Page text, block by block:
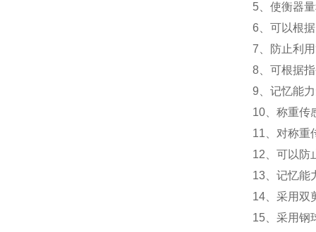
5 、使衡器
6 、可以根
7 、防止利
8 、可根据
9 、记忆能
10 、称重
11 、对称
12 、可以
13 、记忆
14 、采用
15 、采用